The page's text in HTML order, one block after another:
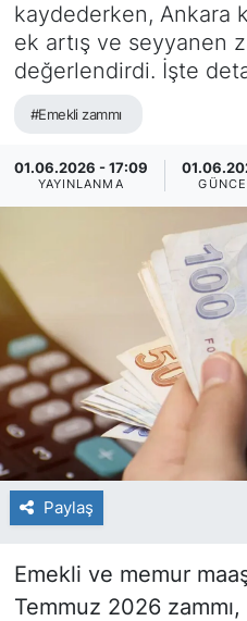
kaydederken, Ankara
ek artış ve seyyanen
değerlendirdi. İşte
#Emekli zammı
01.06.2026 - 17:09
YAYINLANMA
Paylaş
Emekli ve memur
Temmuz 2026
Yazı Dizisi
Haber Arşivi